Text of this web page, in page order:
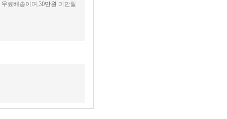
료배송이며,30만원 미만일